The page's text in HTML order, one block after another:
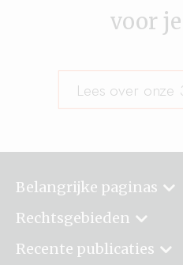
voor
Lees over onze
Belangrijke paginas
Rechtsgebieden
Recente publicaties